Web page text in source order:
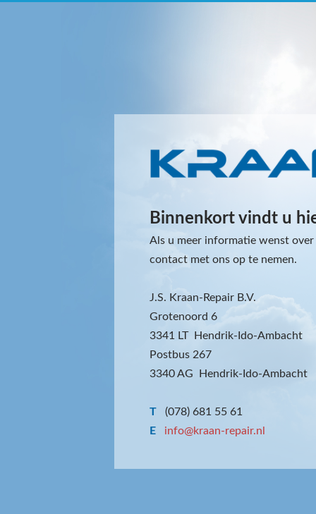
Binnenkort vindt u
Als u meer informatie wenst
contact met ons op te nemen.
J.S. Kraan-Repair B.V.
Grotenoord 6
3341 LT Hendrik-Ido-Ambacht
Postbus 267
3340 AG Hendrik-Ido-Ambacht
T
(078) 681 55 61
E
info@kraan-repair.nl